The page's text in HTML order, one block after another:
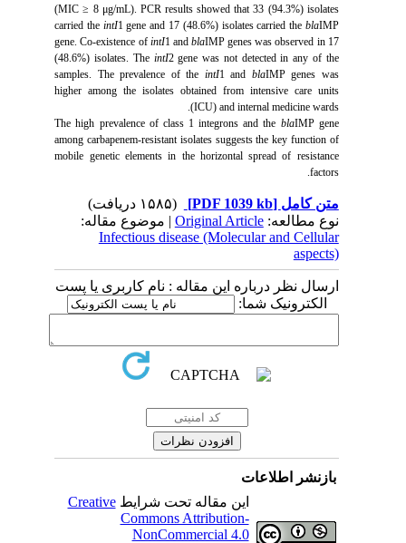
(MIC ≥ 8 μg/mL). PCR results showed that 33 (94.3%) isolates
carried theintI1 gene and 17 (48.6%) isolates carried theblaIMP
gene. Co-existence ofintI1 andblaIMP genes was observed in 17
(48.6%) isolates. TheintI2 gene was not detected in any of the
samples. The prevalence of theintI 1 andblaIMP genes was
higher among the isolates obtained from intensive care units
(ICU) and internal medicine wards.
The high prevalence of class 1 integrons and theblaIMP gene
among carbapenem-resistant isolates suggests the key function of
mobile genetic elements in the horizontal spread of resistance
factors.
متن کامل[PDF 1039 kb]
نوع مطالعه:Original Article| موضوع مقاله:
Infectious disease (Molecular and Cellular
aspects)
ارسال نظر درباره این مقاله : نام کاربری یا پست
الکترونیک شما:
بازنشر اطلاعات
این مقاله تحت شرایطCreative
Commons Attribution-
NonCommercial 4.0